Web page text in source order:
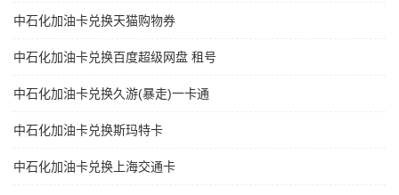
中石化加油卡兑换天猫购物券
中石化加油卡兑换百度超级网盘 租号
中石化加油卡兑换久游(暴走)一卡通
中石化加油卡兑换斯玛特卡
中石化加油卡兑换上海交通卡